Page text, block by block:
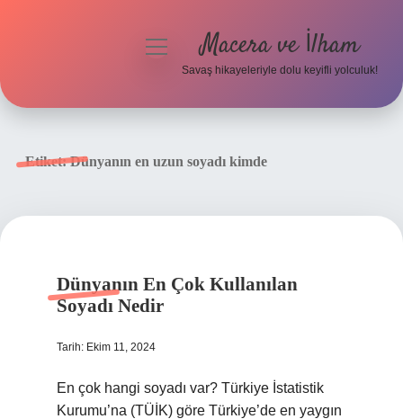
menüyüMacera ve İlham
Savaş hikayeleriyle dolu keyifli yolculuk!
Etiket:Dünyanın en uzun soyadı kimde
Dünyanın En Çok Kullanılan
Soyadı Nedir
Tarih: Ekim 11, 2024
En çok hangi soyadı var? Türkiye İstatistik
Kurumu’na (TÜİK) göre Türkiye’de en yaygın